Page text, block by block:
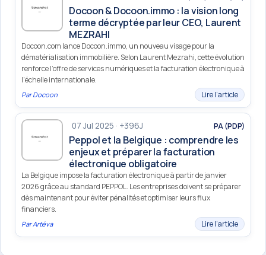
Docoon & Docoon.immo : la vision long
terme décryptée par leur CEO, Laurent
MEZRAHI
Docoon.com lance Docoon.immo, un nouveau visage pour la
dématérialisation immobilière. Selon Laurent Mezrahi, cette évolution
renforce l’offre de services numériques et la facturation électronique à
l'échelle internationale.
ParDocoon Lire l’article
07 Jul 2025 · +396J PA (PDP)
Peppol et la Belgique : comprendre les
enjeux et préparer la facturation
électronique obligatoire
La Belgique impose la facturation électronique à partir de janvier
2026 grâce au standard PEPPOL. Les entreprises doivent se préparer
dès maintenant pour éviter pénalités et optimiser leurs flux
financiers.
ParArtéva Lire l’article